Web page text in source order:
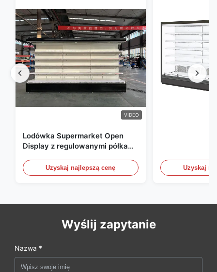
VIDEO
Lodówka Supermarket Open
Display z regulowanymi półkami
Uzyskaj najlepszą cenę Uzyskaj
Wyślij zapytanie
Nazwa *